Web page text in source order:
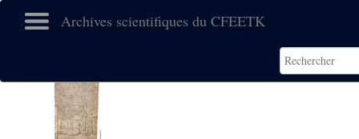
Archives scientifiques du CFEETK